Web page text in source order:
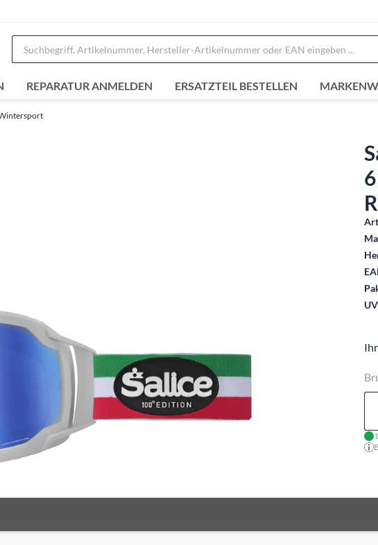
REPARATUR ANMELDEN ERSATZTEIL BESTELLEN